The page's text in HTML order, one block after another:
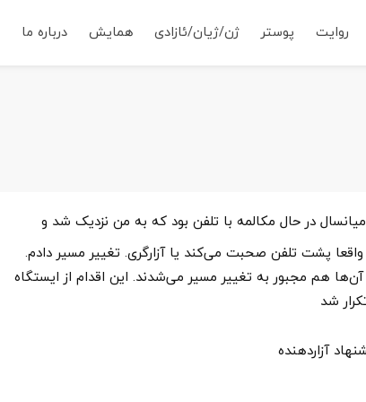
روایت پوستر ژن/ژیان/ئازادی همایش درباره ما
در حال مکالمه با تلفن بود که به من نزدیک شد و
پشت تلفن صحبت می‌کند یا آزارگری. تغییر مسیر دادم.
هم مجبور به تغییر مسیر می‌شدند. این اقدام از ایستگاه
شد
آزاردهنده